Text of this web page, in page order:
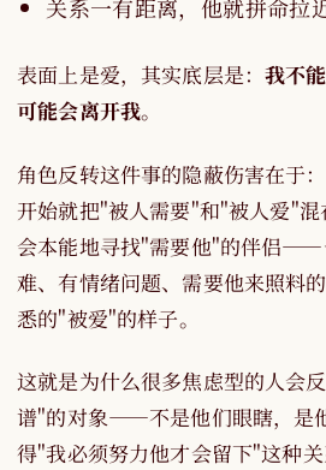
关系一有距离，他就拼命拉近
表面上是爱，其实底层是：我不
可能会离开我。
角色反转这件事的隐蔽伤害在于
开始就把"被人需要"和"被人爱"
会本能地寻找"需要他"的伴侣——
难、有情绪问题、需要他来照料
悉的"被爱"的样子。
这就是为什么很多焦虑型的人会
谱"的对象——不是他们眼瞎，是
得"我必须努力他才会留下"这种